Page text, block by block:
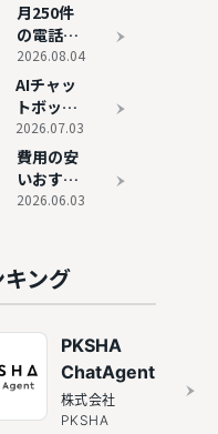
月250件
の電話問
い合わせ
がゼロ
に。本音
の予算相
談で見つ
けた、ち
ょうどい
いバラン
ト
2026.08.04
AIチャッ
トボット
のおすす
め16選を
徹底比
較！
や種類も
解説
2026.07.03
費用の安
いおすす
めチャッ
2026.06.03
ング
PKSHA
ChatAgent
株式会社
PKSHA